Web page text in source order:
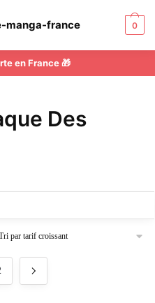
0
en France 🎁
Des